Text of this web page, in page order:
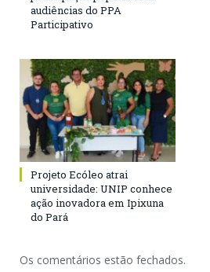
audiências do PPA
Participativo
Projeto Ecóleo atrai
universidade: UNIP conhece
ação inovadora em Ipixuna
do Pará
Os comentários estão fechados.